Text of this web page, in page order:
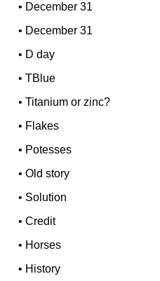
• December 31
• December 31
• D day
•TBlue
•Titanium or zinc?
• Flakes
• Potesses
•Old story
• Solution
•Credit
• Horses
• History